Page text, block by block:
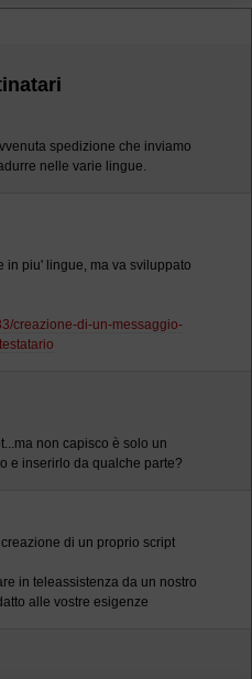
spedizione che inviamo
nelle varie lingue.
in piu' lingue, ma va sviluppato
creazione-di-un-messaggio-
non capisco è solo un
e inserirlo da qualche parte?
di un proprio script
in teleassistenza da un nostro
alle vostre esigenze